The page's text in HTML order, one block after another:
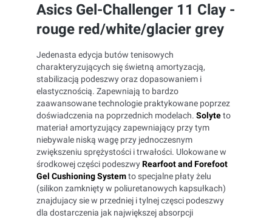
Asics Gel-Challenger 11 Clay -
rouge red/white/glacier grey
Jedenasta edycja butów tenisowych
charakteryzujących się świetną amortyzacją,
stabilizacją podeszwy oraz dopasowaniem i
elastycznością. Zapewniają to bardzo
zaawansowane technologie praktykowane poprzez
doświadczenia na poprzednich modelach. Solyteto
materiał amortyzujący zapewniający przy tym
niebywale niską wagę przy jednoczesnym
zwiększeniu sprężystości i trwałości. Ulokowane w
środkowej części podeszwyRearfoot and Forefoot
Gel Cushioning Systemto specjalne płaty żelu
(silikon zamknięty w poliuretanowych kapsułkach)
znajdujacy sie w przedniej i tylnej częsci podeszwy
dla dostarczenia jak największej absorpcji